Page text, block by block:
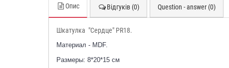
Опис Відгуків (0) Question - answer (0)
Шкатулка "Сердце" PR18.
Материал - MDF.
Размеры: 8*20*15 см